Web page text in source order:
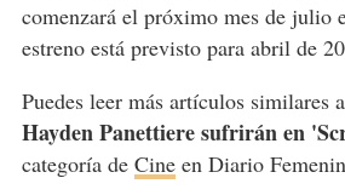
comenzará el próximo mes de julio
estreno está previsto para abril de
Puedes leer más artículos similares a
Hayden Panettiere sufrirán en
categoría de Cineen Diario